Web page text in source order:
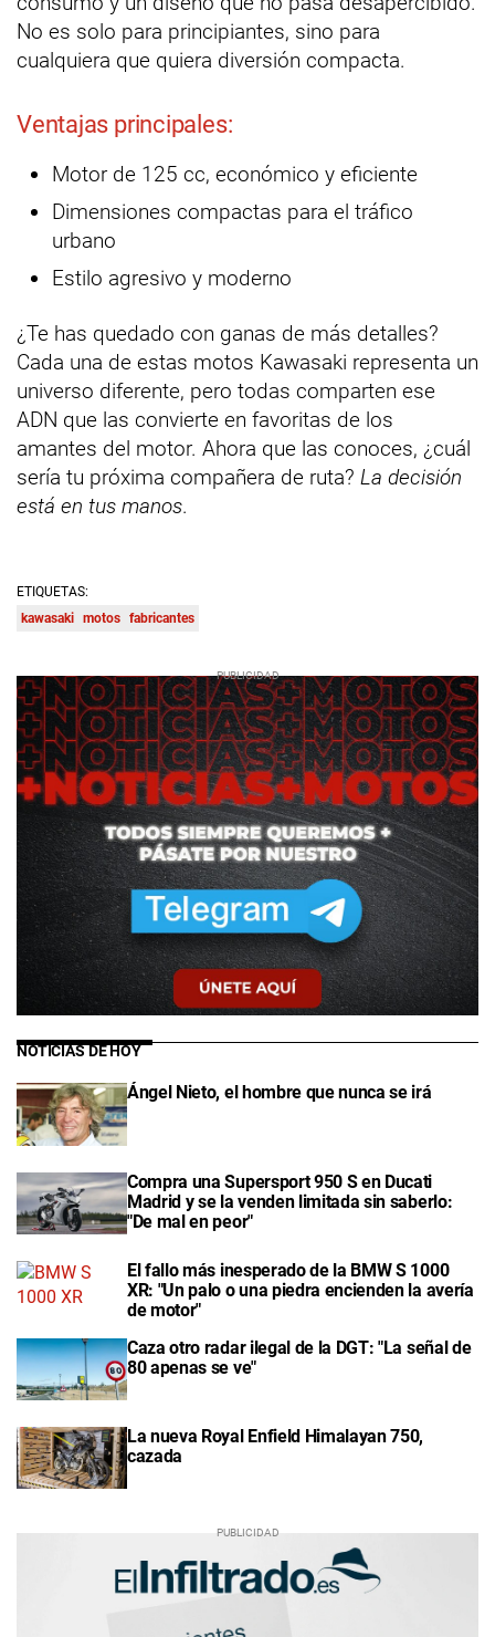
No es solo para principiantes, sino para
cualquiera que quiera diversión compacta.
Ventajas principales:
Motor de 125 cc, económico y eficiente
Dimensiones compactas para el tráfico
urbano
Estilo agresivo y moderno
¿Te has quedado con ganas de más detalles?
Cada una de estas motos Kawasaki representa un
universo diferente, pero todas comparten ese
ADN que las convierte en favoritas de los
amantes del motor. Ahora que las conoces, ¿cuál
sería tu próxima compañera de ruta? La decisión
está en tus manos.
ETIQUETAS:
kawasaki motos fabricantes
NOTICIAS DE HOY
Ángel Nieto, el hombre que nunca se irá
Compra una Supersport 950 S en Ducati
Madrid y se la venden limitada sin saberlo:
"De mal en peor"
El fallo más inesperado de la BMW S 1000
XR: "Un palo o una piedra encienden la avería
de motor"
Caza otro radar ilegal de la DGT: "La señal de
80 apenas se ve"
La nueva Royal Enfield Himalayan 750,
cazada